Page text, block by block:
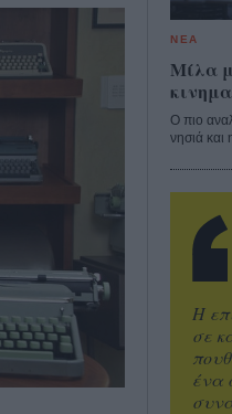
ΝΕΑ
Μίλα
Ο πιο
νησιά και
Η
σε
ένα